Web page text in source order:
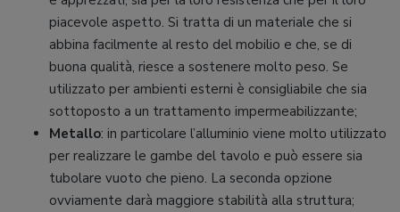
piacevole aspetto. Si tratta di un materiale che si
abbina facilmente al resto del mobilio e che, se di
buona qualità, riesce a sostenere molto peso. Se
utilizzato per ambienti esterni è consigliabile che sia
sottoposto a un trattamento impermeabilizzante;
Metallo: in particolare l’alluminio viene molto utilizzato
per realizzare le gambe del tavolo e può essere sia
tubolare vuoto che pieno. La seconda opzione
ovviamente darà maggiore stabilità alla struttura;